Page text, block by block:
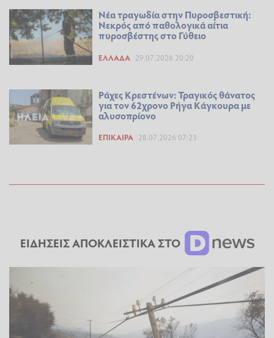
Νέα τραγωδία στην Πυροσβεστική:
Νεκρός από παθολογικά αίτια
πυροσβέστης στο Γύθειο
ΕΛΛΆΔΑ 29.07.2026 20:20
Ράχες Κρεστένων: Τραγικός θάνατος
για τον 62χρονο Ρήγα Κάγκουρα με
αλυσοπρίονο
ΕΠΊΚΑΙΡΑ 28.07.2026 07:23
ΕΙΔΗΣΕΙΣ ΑΠΟΚΛΕΙΣΤΙΚΑ ΣΤΟ